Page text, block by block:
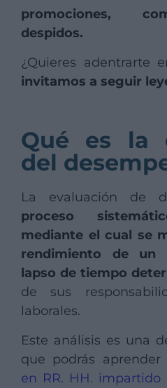
promociones,
despidos.
¿Quieres adentrarte
invitamos a seguir
Qué es la
del
La evaluación de
proceso
mediante el cual se
rendimiento de un
lapso de tiempo
de sus
laborales.
Este análisis es una
que podrás
en RR. HH. impartido